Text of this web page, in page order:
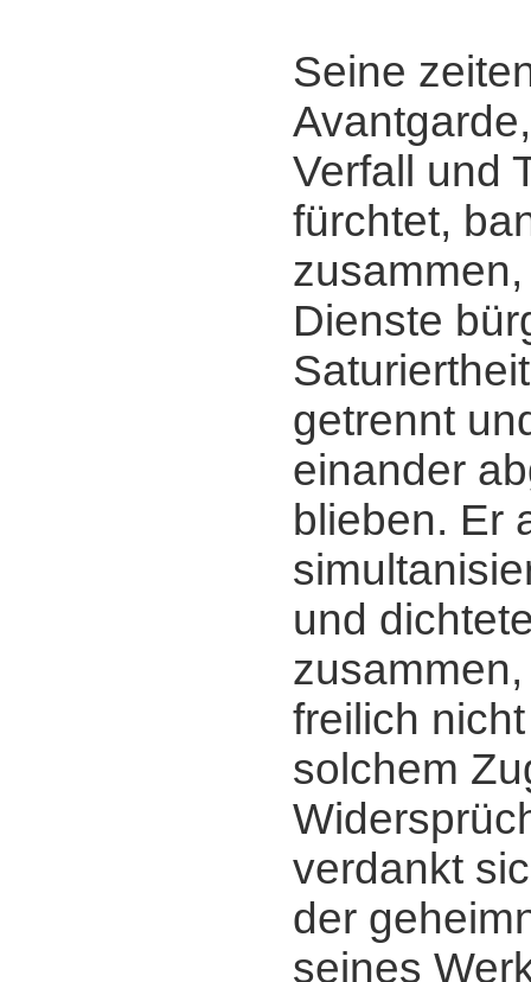
Seine
Verfall und
fürchtet,
Dienste
getrennt
einander
blieben. Er
und
freilich
solchem
verdankt
der
seines